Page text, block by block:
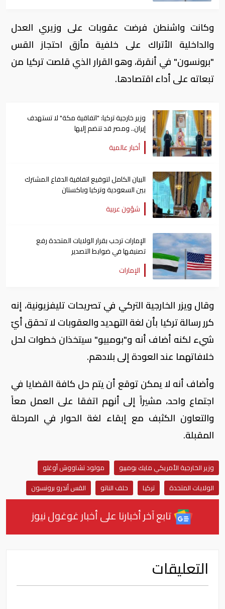
وكانت واشنطن فرضت عقوبات على وزيري العدل
والداخلية الأتراك على خلفية مأزق احتجاز القس
"برونسون" في أنقرة، وهو القرار الذي قلصت تركيا من
تبعاته على أداء اقتصادها.
وزير خارجية تركيا: "اتفاقية مكة" لا تستهدف
إيران.. ومصر قد تنضم إليها
أخبار عالمية
البيان الكامل لتوقيع اتفاقية الدفاع المشترك
بين السعودية وتركيا وباكستان
شؤون عربية
الإمارات ترحب بقرار الولايات المتحدة رفع
تصنيفها في ضوابط التصدير
الإمارات
وقال ويزر الخارجية التركي في تصريحات تليفزيونية، إنه
كرر رسالة تركيا بأن لغة التهديد والعقوبات لا تحقق أيّ
شيء لكنه أضاف أنه و"بومبيو" سيتخذان خطوات لحل
خلافاتهما عند العودة إلى بلادهم.
وأضاف أنه لا يمكن توقع أن يتم حل كافة القضايا في
اجتماع واحد، مشيراً إلى أنهم اتفقا على العمل معاً
والتعاون الكثبف مع إبقاء لغة الحوار في المرحلة
المقبلة.
وزير الخارجية الأمريكي مايك بومبيو
مولود تشاووش أوغلو
الولايات المتحدة
تركيا حلف الناتو القس أندرو برونسون
تابع آخر أخبارنا على أخبار غوغول نيوز
التعليقات